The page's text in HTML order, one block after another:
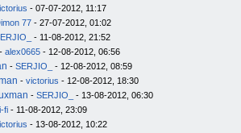
- 07-07-2012, 11:17
77 - 27-07-2012, 01:02
- 11-08-2012, 21:52
- alex0665 - 12-08-2012, 06:56
- SERJIO_ - 12-08-2012, 08:59
- victorius - 12-08-2012, 18:30
- SERJIO_ - 13-08-2012, 06:30
fi - 11-08-2012, 23:09
- 13-08-2012, 10:22